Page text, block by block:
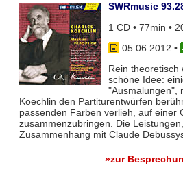
SWRmusic
1 CD • 77min •
05.06.2012 •
Rein theoretisch
schöne Idee:
"Ausmalungen",
Koechlin den Partiturentwürfen
passenden Farben verlieh, auf einer
zusammenzubringen. Die
Zusammenhang mit Claude
»zur